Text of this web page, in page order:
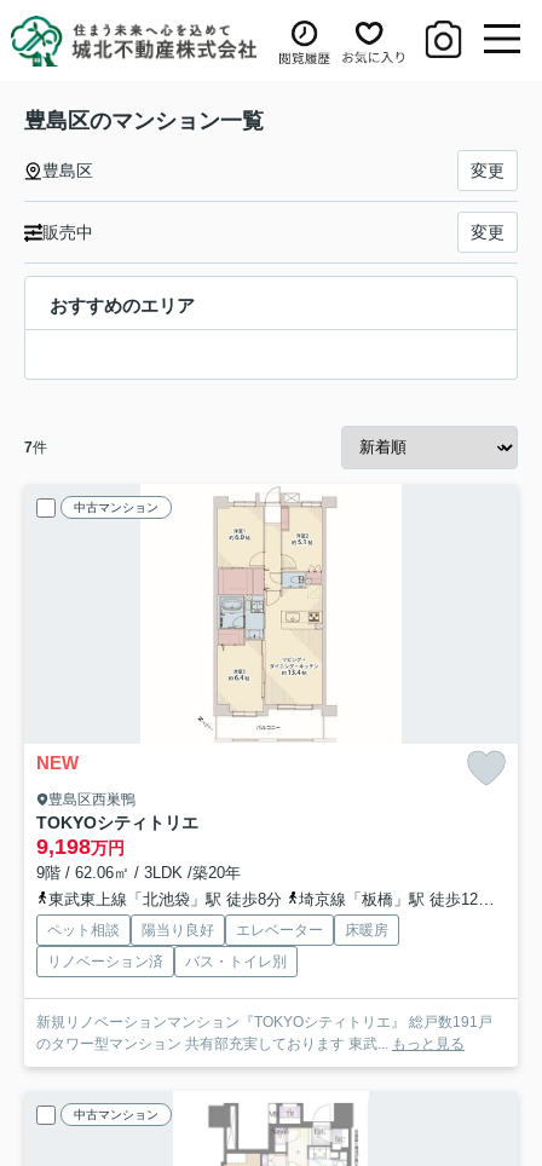
豊島区のマンション一覧
豊島区 変更
販売中 変更
おすすめのエリア
7件
中古マンション
NEW
豊島区西巣鴨
TOKYOシティトリエ
9,198万円
9階 / 62.06㎡ / 3LDK /築20年
東武東上線「北池袋」駅 徒歩8分
埼京線「板橋」駅 徒歩12分
ペット相談 陽当り良好 エレベーター
床暖房
リノベーション済
バス・トイレ別
新規リノベーションマンション『TOKYOシティトリエ』 総戸数191戸
のタワー型マンション 共有部充実しております 東武... もっと見る
中古マンション